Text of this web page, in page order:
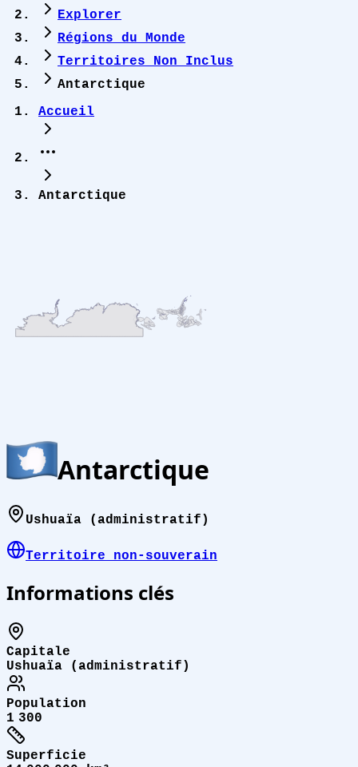
Explorer
Régions du Monde
Territoires Non Inclus
Antarctique
Accueil
Antarctique
Antarctique
Ushuaïa (administratif)
Territoire non-souverain
Informations clés
Capitale
Ushuaïa (administratif)
Population
1 300
Superficie